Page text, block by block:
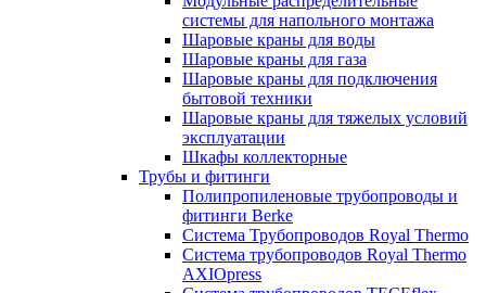
системы для напольного монтажа
Шаровые краны для воды
Шаровые краны для газа
Шаровые краны для подключения
бытовой техники
Шаровые краны для тяжелых условий
эксплуатации
Шкафы коллекторные
Трубы и фитинги
Полипропиленовые трубопроводы и
фитинги Berke
Система Трубопроводов Royal Thermo
Система трубопроводов Royal Thermo
AXIOpress